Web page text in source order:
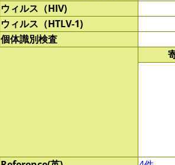
ウィルス（HIV)
ウィルス（HTLV-1)
個体識別検査